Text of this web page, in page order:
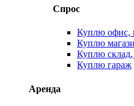
Спрос
Куплю офис,
Куплю
Куплю склад,
Куплю гараж
Аренда